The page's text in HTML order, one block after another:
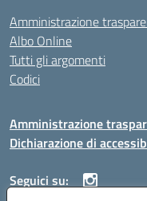
Amministrazione
Albo Online
Tutti gli argomenti
Codici
Amministrazione
Dichiarazione di
Seguici su: